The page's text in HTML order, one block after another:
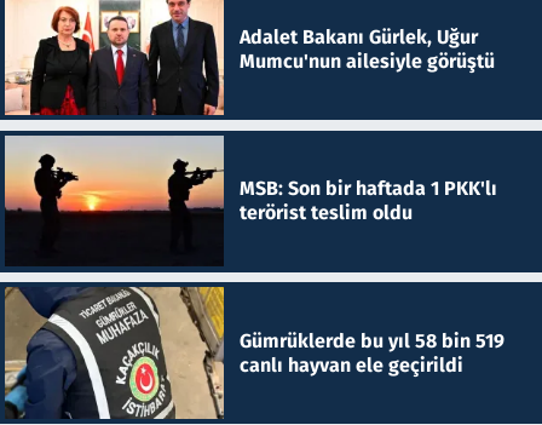
Adalet Bakanı Gürlek, Uğur
Mumcu'nun ailesiyle görüştü
MSB: Son bir haftada 1 PKK'lı
terörist teslim oldu
Gümrüklerde bu yıl 58 bin 519
canlı hayvan ele geçirildi